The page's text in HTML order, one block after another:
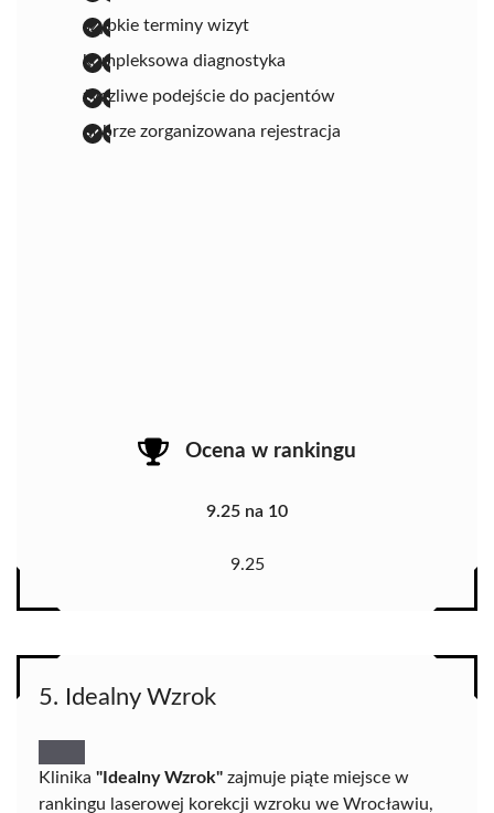
szybkie terminy wizyt
kompleksowa diagnostyka
życzliwe podejście do pacjentów
dobrze zorganizowana rejestracja
Ocena w rankingu
9.25 na 10
9.25
5. Idealny Wzrok
Klinika "Idealny Wzrok" zajmuje piąte miejsce w
rankingu laserowej korekcji wzroku we Wrocławiu,